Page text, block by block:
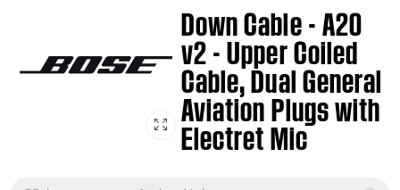
Down Cable - A20
v2 - Upper Coiled
Cable, Dual General
Aviation Plugs with
Electret Mic